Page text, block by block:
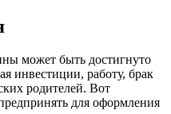
может быть достигнуто
инвестиции, работу, брак
родителей. Вот
для оформления